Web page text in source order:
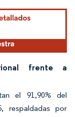
frente a
el 91,90% del
respaldadas por